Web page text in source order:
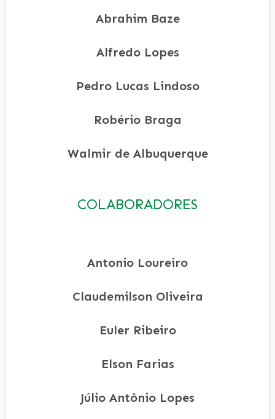
Abrahim Baze
Alfredo Lopes
Pedro Lucas Lindoso
Robério Braga
Walmir de Albuquerque
COLABORADORES
Antonio Loureiro
Claudemilson Oliveira
Euler Ribeiro
Elson Farias
Júlio Antônio Lopes